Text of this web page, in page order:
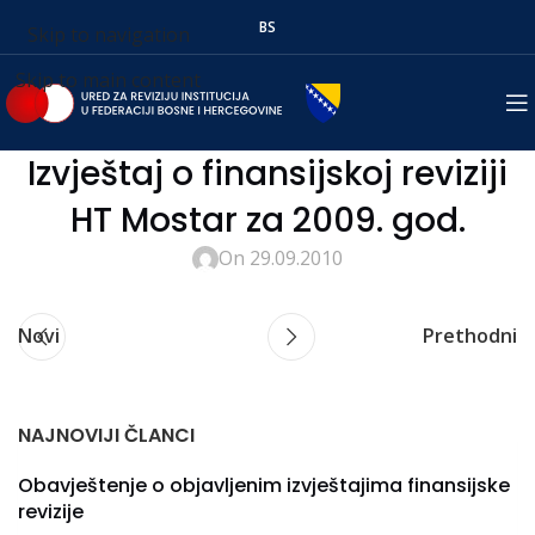
Skip to navigation
Skip to main content
BS
Izvještaj o finansijskoj reviziji
HT Mostar za 2009. god.
On 29.09.2010
Novi Prethodni
NAJNOVIJI ČLANCI
Obavještenje o objavljenim izvještajima finansijske
revizije